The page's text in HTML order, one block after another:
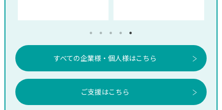
すべての企業様・個人様はこちら
ご支援はこちら